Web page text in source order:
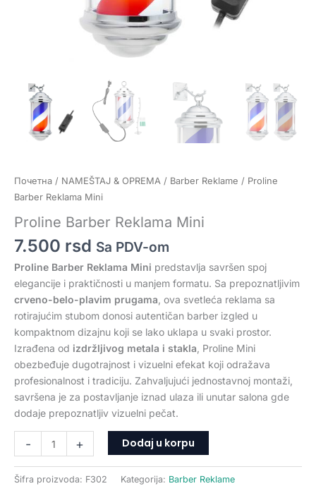
Почетна / NAMEŠTAJ & OPREMA / Barber Reklame / Proline
Barber Reklama Mini
Proline Barber Reklama Mini
7.500 rsd Sa PDV-om
Proline Barber Reklama Mini predstavlja savršen spoj
elegancije i praktičnosti u manjem formatu. Sa prepoznatljivim
crveno-belo-plavim prugama , ova svetleća reklama sa
rotirajućim stubom donosi autentičan barber izgled u
kompaktnom dizajnu koji se lako uklapa u svaki prostor.
Izrađena od izdržljivog metala i stakla , Proline Mini
obezbeđuje dugotrajnost i vizuelni efekat koji odražava
profesionalnost i tradiciju. Zahvaljujući jednostavnoj montaži,
savršena je za postavljanje iznad ulaza ili unutar salona gde
dodaje prepoznatljiv vizuelni pečat.
- + Dodaj u korpu
Šifra proizvoda: F302 Kategorija: Barber Reklame